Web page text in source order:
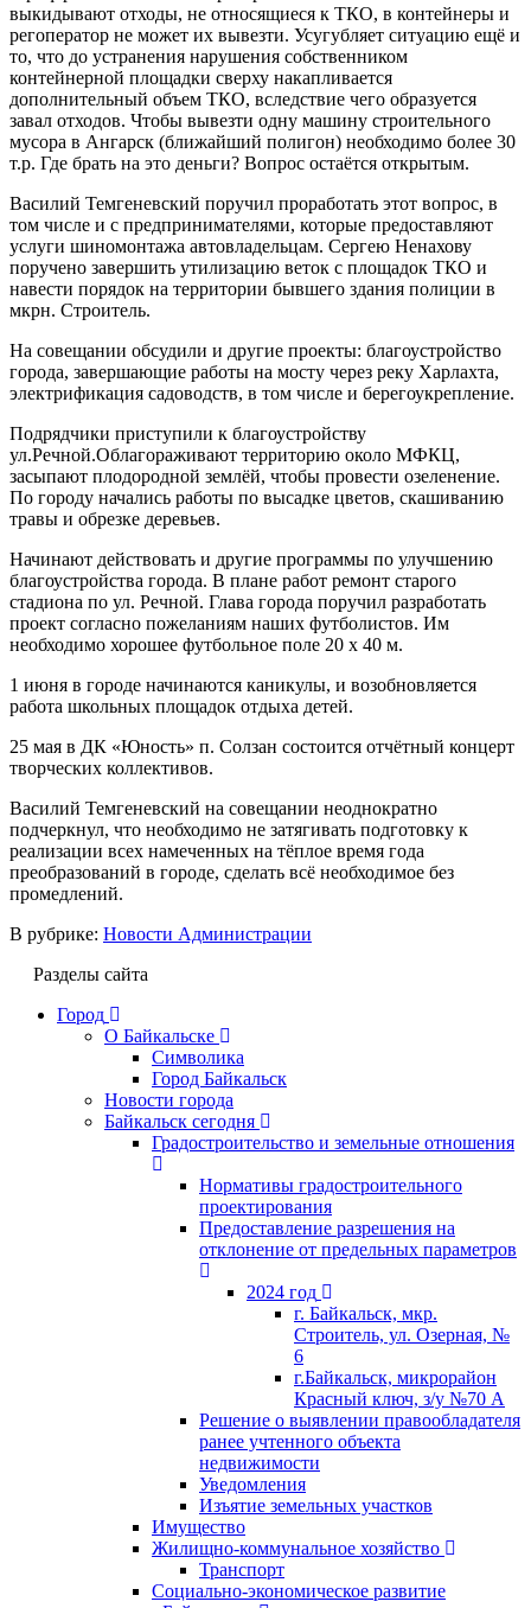
выкидывают отходы, не относящиеся к ТКО, в контейнеры и
регоператор не может их вывезти. Усугубляет ситуацию ещё и
то, что до устранения нарушения собственником
контейнерной площадки сверху накапливается
дополнительный объем ТКО, вследствие чего образуется
завал отходов. Чтобы вывезти одну машину строительного
мусора в Ангарск (ближайший полигон) необходимо более 30
т.р. Где брать на это деньги? Вопрос остаётся открытым.
Василий Темгеневский поручил проработать этот вопрос, в
том числе и с предпринимателями, которые предоставляют
услуги шиномонтажа автовладельцам. Сергею Ненахову
поручено завершить утилизацию веток с площадок ТКО и
навести порядок на территории бывшего здания полиции в
мкрн. Строитель.
На совещании обсудили и другие проекты: благоустройство
города, завершающие работы на мосту через реку Харлахта,
электрификация садоводств, в том числе и берегоукрепление.
Подрядчики приступили к благоустройству
ул.Речной.Облагораживают территорию около МФКЦ,
засыпают плодородной землёй, чтобы провести озеленение.
По городу начались работы по высадке цветов, скашиванию
травы и обрезке деревьев.
Начинают действовать и другие программы по улучшению
благоустройства города. В плане работ ремонт старого
стадиона по ул. Речной. Глава города поручил разработать
проект согласно пожеланиям наших футболистов. Им
необходимо хорошее футбольное поле 20 х 40 м.
1 июня в городе начинаются каникулы, и возобновляется
работа школьных площадок отдыха детей.
25 мая в ДК «Юность» п. Солзан состоится отчётный концерт
творческих коллективов.
Василий Темгеневский на совещании неоднократно
подчеркнул, что необходимо не затягивать подготовку к
реализации всех намеченных на тёплое время года
преобразований в городе, сделать всё необходимое без
промедлений.
В рубрике: Новости Администрации
Разделы сайта
Город
О Байкальске
Символика
Город Байкальск
Новости города
Байкальск сегодня
Градостроительство и земельные отношения
Нормативы градостроительного
проектирования
Предоставление разрешения на
отклонение от предельных параметров
2024 год
г. Байкальск, мкр.
Строитель, ул. Озерная, №
6
г.Байкальск, микрорайон
Красный ключ, з/у №70 А
Решение о выявлении правообладателя
ранее учтенного объекта
недвижимости
Уведомления
Изъятие земельных участков
Имущество
Жилищно-коммунальное хозяйство
Транспорт
Социально-экономическое развитие